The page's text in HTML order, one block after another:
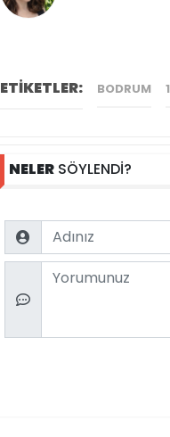
ETİKETLER: BODRUM
NELER SÖYLENDİ?
Name
Comment